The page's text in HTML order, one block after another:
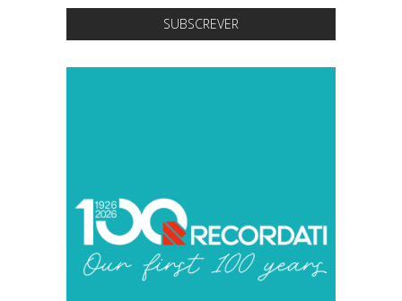
SUBSCREVER